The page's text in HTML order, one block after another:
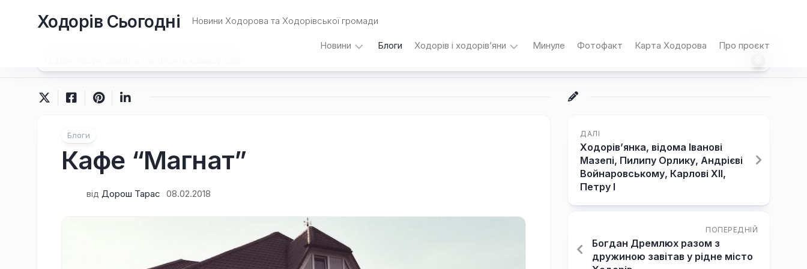
Ходорів Сьогодні Новини Ходорова та Ходорівської громади
Новини Блоги Ходорів і ходорів’яни
під
Думки
Минуле Фотофакт Карта Ходорова Про проєкт
Блоги
Кафе “Магнат”
від Дорош Тарас 08.02.2018
ДАЛІ
Ходорів’янка, відома Іванові
Мазепі, Пилипу Орлику, Андрієві
Войнаровському, Карлові ХІІ,
Петру І
ПОПЕРЕДНІЙ
Богдан Дремлюх разом з
дружиною завітав у рідне місто